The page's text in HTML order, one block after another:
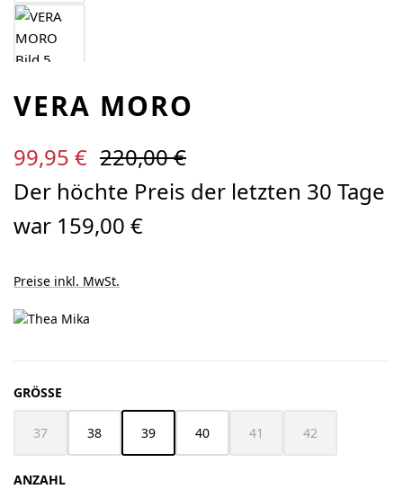
VERA MORO
Verkaufspreis:
99,95 € Regulärer Preis:
220,00 €
Der höchte Preis der letzten 30 Tage
war 159,00 €
Preise inkl. MwSt.
GRÖSSE
37
(Diese Option ist zurzeit nicht verfügbar.)
38 39 40 41
(Diese Option ist zurzeit
42
(Diese Option ist
ANZAHL